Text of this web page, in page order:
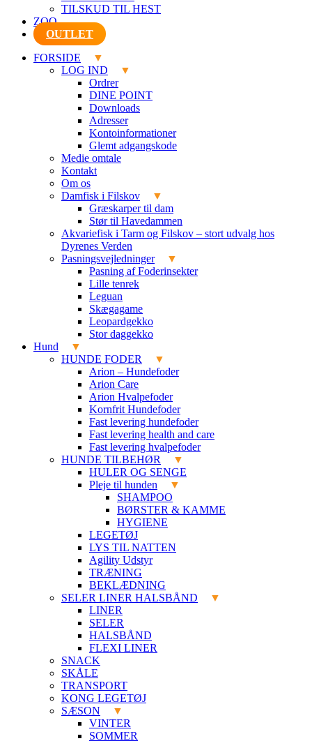
TILSKUD TIL HEST
ZOO
OUTLET
FORSIDE
LOG IND
Ordrer
DINE POINT
Downloads
Adresser
Kontoinformationer
Glemt adgangskode
Medie omtale
Kontakt
Om os
Damfisk i Filskov
Græskarper til dam
Stør til Havedammen
Akvariefisk i Tarm og Filskov – stort udvalg hos
Dyrenes Verden
Pasningsvejledninger
Pasning af Foderinsekter
Lille tenrek
Leguan
Skægagame
Leopardgekko
Stor daggekko
Hund
HUNDE FODER
Arion – Hundefoder
Arion Care
Arion Hvalpefoder
Kornfrit Hundefoder
Fast levering hundefoder
Fast levering health and care
Fast levering hvalpefoder
HUNDE TILBEHØR
HULER OG SENGE
Pleje til hunden
SHAMPOO
BØRSTER & KAMME
HYGIENE
LEGETØJ
LYS TIL NATTEN
Agility Udstyr
TRÆNING
BEKLÆDNING
SELER LINER HALSBÅND
LINER
SELER
HALSBÅND
FLEXI LINER
SNACK
SKÅLE
TRANSPORT
KONG LEGETØJ
SÆSON
VINTER
SOMMER